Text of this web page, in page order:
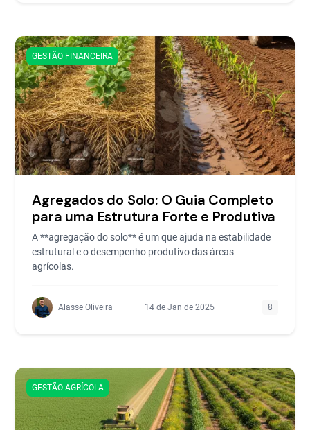
GESTÃO FINANCEIRA
Agregados do Solo: O Guia Completo
para uma Estrutura Forte e Produtiva
A **agregação do solo** é um que ajuda na estabilidade
estrutural e o desempenho produtivo das áreas
agrícolas.
Alasse Oliveira 14 de Jan de 2025 8
GESTÃO AGRÍCOLA